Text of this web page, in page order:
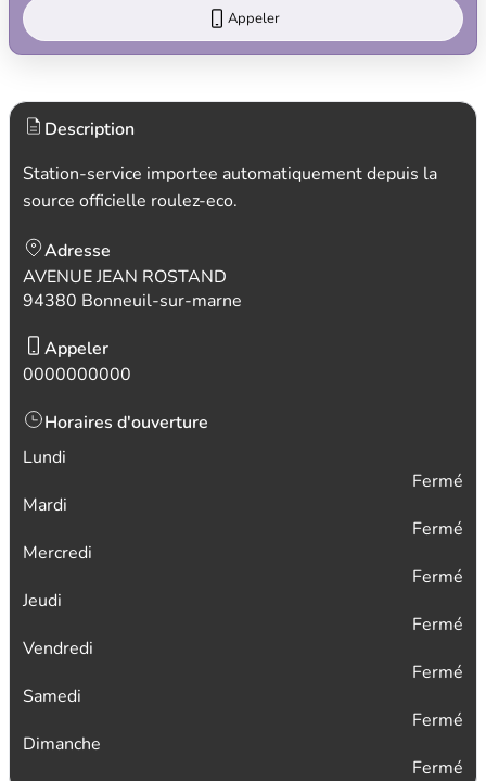
Appeler
Description
Station-service importee automatiquement depuis la
source officielle roulez-eco.
Adresse
AVENUE JEAN ROSTAND
94380 Bonneuil-sur-marne
Appeler
0000000000
Horaires d'ouverture
Lundi
Fermé
Mardi
Fermé
Mercredi
Fermé
Jeudi
Fermé
Vendredi
Fermé
Samedi
Fermé
Dimanche
Fermé